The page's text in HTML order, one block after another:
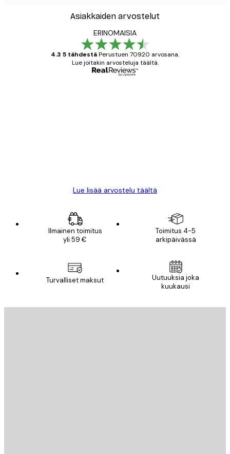
Asiakkaiden arvostelut
ERINOMAISIA
4.3 5 tähdestäPerustuen 70920 arvosana.
Lue joitakin arvosteluja täältä.
Lue lisää arvostelu täältä
Ilmainen toimitus
yli 59 €
Toimitus 4-5
arkipäivässä
Turvalliset maksut
Uutuuksia joka
kuukausi